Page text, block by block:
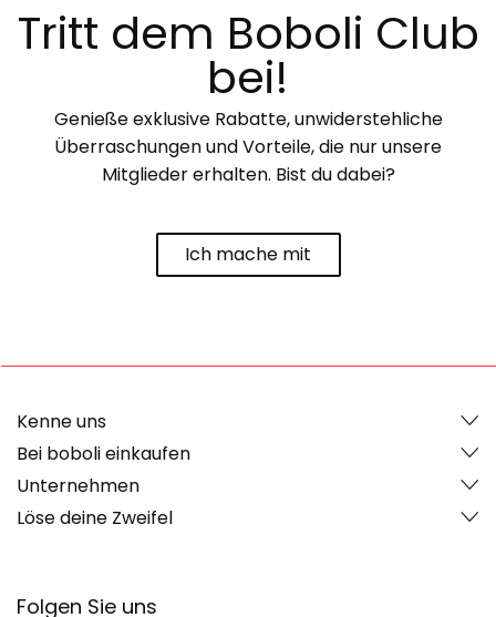
Tritt dem Boboli Club
bei!
Genieße exklusive Rabatte, unwiderstehliche
Überraschungen und Vorteile, die nur unsere
Mitglieder erhalten. Bist du dabei?
Ich mache mit
Folgen Sie uns
Kenne uns
Bei boboli einkaufen
Unternehmen
Löse deine Zweifel